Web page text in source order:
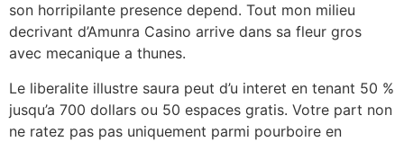
son horripilante presence depend. Tout mon milieu
decrivant d’Amunra Casino arrive dans sa fleur gros
avec mecanique a thunes.
Le liberalite illustre saura peut d’u interet en tenant 50 %
jusqu’a 700 dollars ou 50 espaces gratis. Votre part non
ne ratez pas pas uniquement parmi pourboire en